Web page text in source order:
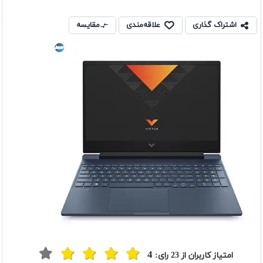
اشتراک گذاری علاقه‌مندی مقایسه
امتیاز کاربران از23 رای: 4